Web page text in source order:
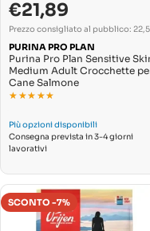
Prezzo
di
vendita
€21,89
normale
Prezzo consigliato al pubblico:
PURINA PRO PLAN
Purina Pro Plan Sensitive
Medium Adult Crocchette
Cane Salmone
★★★★★
★★★★★
Più opzioni disponibili
Consegna prevista in 3-4 giorni
lavorativi
SCONTO -7%